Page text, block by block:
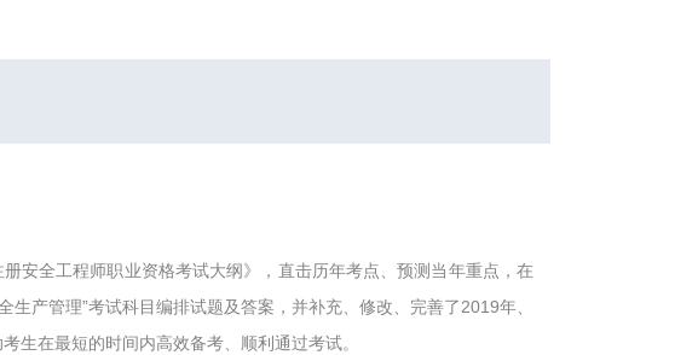
安全工程师职业资格考试大纲》，直击历年考点、预测当年重点，在
产管理”考试科目编排试题及答案，并补充、修改、完善了2019年、
生在最短的时间内高效备考、顺利通过考试。